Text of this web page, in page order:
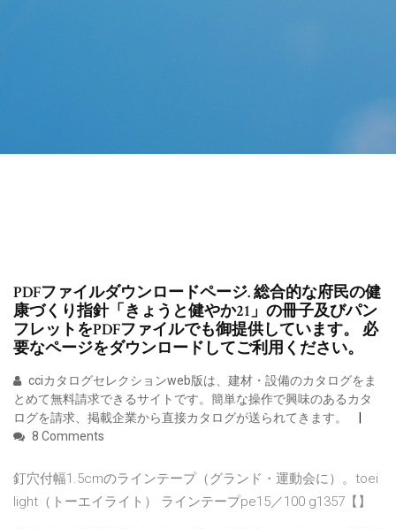
PDFファイルダウンロードページ. 総合的な府民の健
康づくり指針「きょうと健やか21」の冊子及びパン
フレットをPDFファイルでも御提供しています。 必
要なページをダウンロードしてご利用ください。
cciカタログセレクションweb版は、建材・設備のカタログをま
とめて無料請求できるサイトです。簡単な操作で興味のあるカタ
ログを請求、掲載企業から直接カタログが送られてきます。
8 Comments
釘穴付幅1.5cmのラインテープ（グランド・運動会に）。toei
light（トーエイライト） ラインテープpe15／100 g1357【】